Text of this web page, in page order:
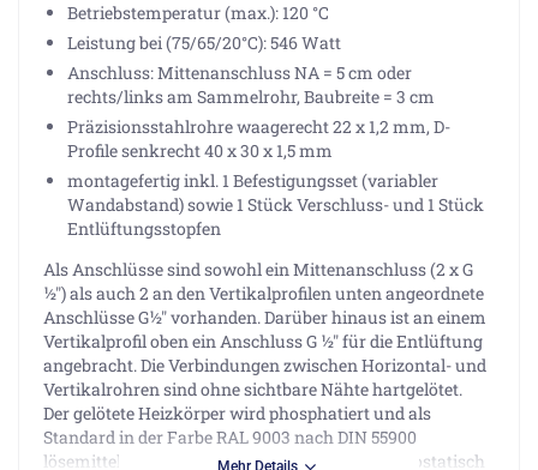
Betriebstemperatur (max.): 120 °C
Leistung bei (75/65/20°C): 546 Watt
Anschluss: Mittenanschluss NA = 5 cm oder
rechts/links am Sammelrohr, Baubreite = 3 cm
Präzisionsstahlrohre waagerecht 22 x 1,2 mm, D-
Profile senkrecht 40 x 30 x 1,5 mm
montagefertig inkl. 1 Befestigungsset (variabler
Wandabstand) sowie 1 Stück Verschluss- und 1 Stück
Entlüftungsstopfen
Als Anschlüsse sind sowohl ein Mittenanschluss (2 x G
½") als auch 2 an den Vertikalprofilen unten angeordnete
Anschlüsse G½" vorhanden. Darüber hinaus ist an einem
Vertikalprofil oben ein Anschluss G ½" für die Entlüftung
angebracht. Die Verbindungen zwischen Horizontal- und
Vertikalrohren sind ohne sichtbare Nähte hartgelötet.
Der gelötete Heizkörper wird phosphatiert und als
Standard in der Farbe RAL 9003 nach DIN 55900
lösemittelfrei mit Epoxi-Polyester-Pulver elektrostatisch
Mehr Details